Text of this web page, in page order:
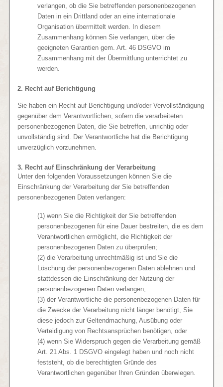
verlangen, ob die Sie betreffenden personenbezogenen
Daten in ein Drittland oder an eine internationale
Organisation übermittelt werden. In diesem
Zusammenhang können Sie verlangen, über die
geeigneten Garantien gem. Art. 46 DSGVO im
Zusammenhang mit der Übermittlung unterrichtet zu
werden.
2. Recht auf Berichtigung
Sie haben ein Recht auf Berichtigung und/oder Vervollständigung
gegenüber dem Verantwortlichen, sofern die verarbeiteten
personenbezogenen Daten, die Sie betreffen, unrichtig oder
unvollständig sind. Der Verantwortliche hat die Berichtigung
unverzüglich vorzunehmen.
3. Recht auf Einschränkung der Verarbeitung
Unter den folgenden Voraussetzungen können Sie die
Einschränkung der Verarbeitung der Sie betreffenden
personenbezogenen Daten verlangen:
(1) wenn Sie die Richtigkeit der Sie betreffenden
personenbezogenen für eine Dauer bestreiten, die es dem
Verantwortlichen ermöglicht, die Richtigkeit der
personenbezogenen Daten zu überprüfen;
(2) die Verarbeitung unrechtmäßig ist und Sie die
Löschung der personenbezogenen Daten ablehnen und
stattdessen die Einschränkung der Nutzung der
personenbezogenen Daten verlangen;
(3) der Verantwortliche die personenbezogenen Daten für
die Zwecke der Verarbeitung nicht länger benötigt, Sie
diese jedoch zur Geltendmachung, Ausübung oder
Verteidigung von Rechtsansprüchen benötigen, oder
(4) wenn Sie Widerspruch gegen die Verarbeitung gemäß
Art. 21 Abs. 1 DSGVO eingelegt haben und noch nicht
feststeht, ob die berechtigten Gründe des
Verantwortlichen gegenüber Ihren Gründen überwiegen.